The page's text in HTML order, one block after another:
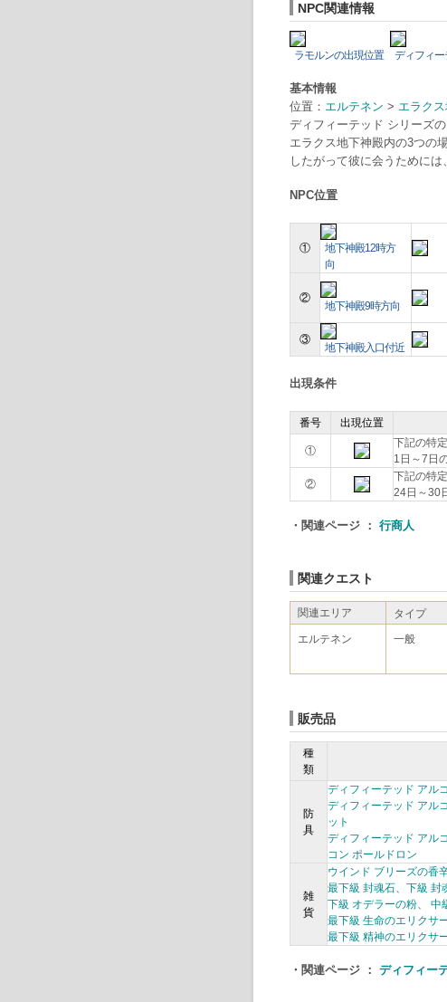
NPC関連情報
ラモルンの出現位置 ディフィー
基本情報
位置： エルテネン > エラク
ディフィーテッド シリーズ
エラクス地下神殿内の3つの
したがって彼に会うために
NPC位置
①
地下神殿12時方
向
②
地下神殿9時方向
③
地下神殿入口付近
出現条件
番号 出現位置
①
下記の特
1日～7日
②
下記の特
24日～30
・関連ページ ： 行商人
関連クエスト
関連エリア タイプ
エルテネン
一般
販売品
種
類
防
具
ディフィーテッド アル
ディフィーテッド アル
ット
ディフィーテッド アル
コン ポールドロン
雑
貨
ウインド ブリーズの香
最下級 封魂石、 下級 封
下級 オデラーの粉、 中
最下級 生命のエリクサ
最下級 精神のエリクサ
・関連ページ ： ディフィー